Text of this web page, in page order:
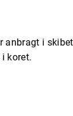
anbragt i
koret.